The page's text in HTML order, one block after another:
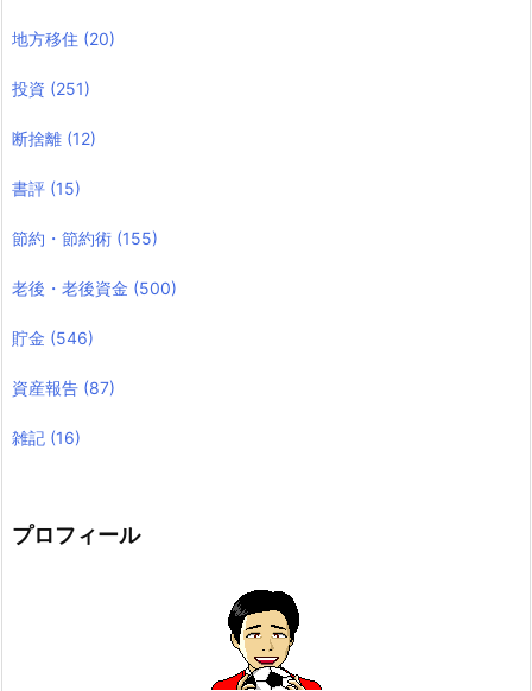
地方移住 (20)
投資 (251)
断捨離 (12)
書評 (15)
節約・節約術 (155)
老後・老後資金 (500)
貯金 (546)
資産報告 (87)
雑記 (16)
プロフィール